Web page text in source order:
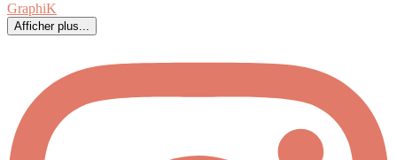
Afficher plus...